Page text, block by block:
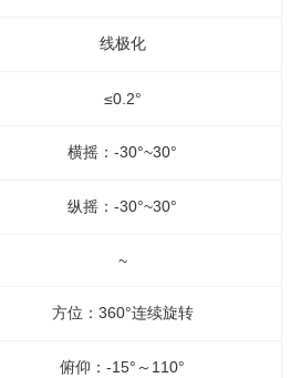
线极化
≤0.2°
横摇：-30°~30°
纵摇：-30°~30°
~
方位：360°连续旋转
俯仰：-15°～110°